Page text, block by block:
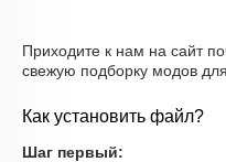
Приходите к нам на сайт
свежую подборку модов
Как установить файл?
Шаг первый: